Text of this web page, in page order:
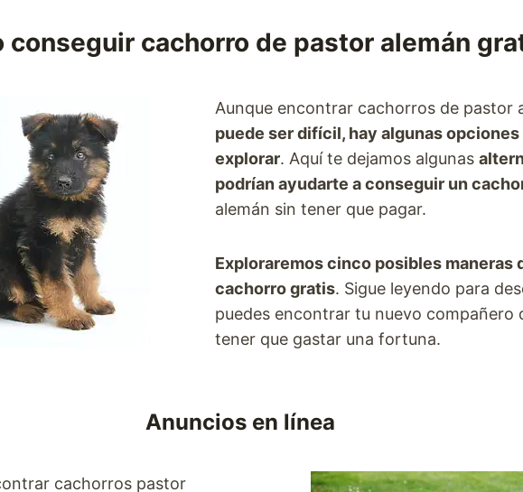
conseguir cachorro de pastor alemán
Aunque encontrar cachorros de pastor
puede ser difícil, hay algunas
explorar. Aquí te dejamos algunas
podrían ayudarte a conseguir un
alemán sin tener que pagar.
Exploraremos cinco posibles maneras
cachorro gratis. Sigue leyendo para
puedes encontrar tu nuevo compañero
tener que gastar una fortuna.
Anuncios en línea
cachorros pastor